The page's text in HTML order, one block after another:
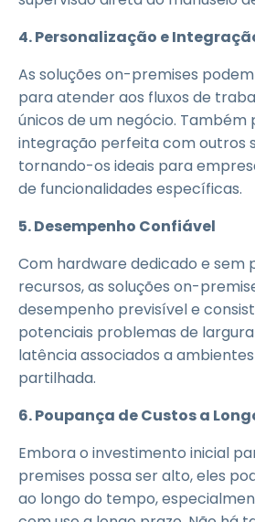
4. Personalização e
As soluções on-premises
para atender aos fluxos de
únicos de um negócio.
integração perfeita com outros
tornando-os ideais para
de funcionalidades específicas.
5. Desempenho Confiável
Com hardware dedicado e sem
recursos, as soluções on-
desempenho previsível e
potenciais problemas de
latência associados a
partilhada.
6. Poupança de Custos a
Embora o investimento inicial
premises possa ser alto, eles
ao longo do tempo,